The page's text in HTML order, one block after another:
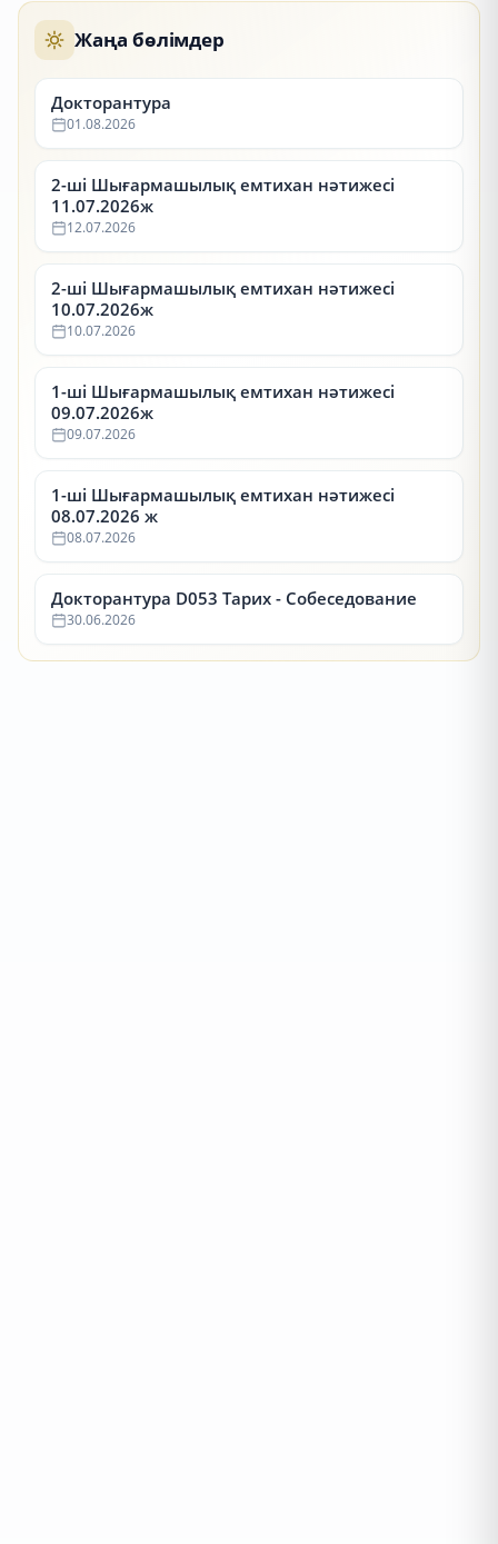
Жаңа бөлімдер
Докторантура
01.08.2026
2-ші Шығармашылық емтихан нәтижесі
11.07.2026ж
12.07.2026
2-ші Шығармашылық емтихан нәтижесі
10.07.2026ж
10.07.2026
1-ші Шығармашылық емтихан нәтижесі
09.07.2026ж
09.07.2026
1-ші Шығармашылық емтихан нәтижесі
08.07.2026 ж
08.07.2026
Докторантура D053 Тарих - Собеседование
30.06.2026